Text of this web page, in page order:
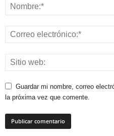
Guardar mi nombre, correo
la próxima vez que comente.